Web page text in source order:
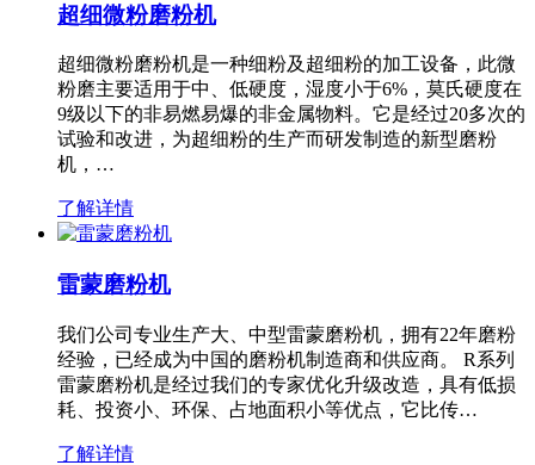
超细微粉磨粉机
超细微粉磨粉机是一种细粉及超细粉的加工设备，此微
粉磨主要适用于中、低硬度，湿度小于6%，莫氏硬度在
9级以下的非易燃易爆的非金属物料。它是经过20多次的
试验和改进，为超细粉的生产而研发制造的新型磨粉
机，…
了解详情
雷蒙磨粉机
我们公司专业生产大、中型雷蒙磨粉机，拥有22年磨粉
经验，已经成为中国的磨粉机制造商和供应商。 R系列
雷蒙磨粉机是经过我们的专家优化升级改造，具有低损
耗、投资小、环保、占地面积小等优点，它比传…
了解详情